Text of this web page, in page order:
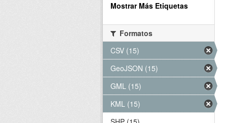
Mostrar Más Etiquetas
Formatos
CSV (15)
GeoJSON (15)
GML (15)
KML (15)